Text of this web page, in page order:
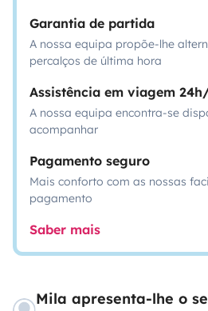
Garantia de partida
A nossa equipa propõe-lhe
percalços de última hora
Assistência em viagem
A nossa equipa encontra-se
acompanhar
Pagamento seguro
Mais conforto com as nossas
pagamento
Saber mais
Mila apresenta-lhe o